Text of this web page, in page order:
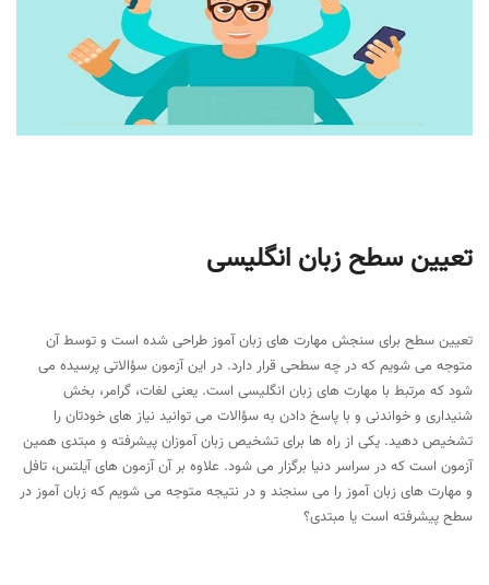
تعیین سطح زبان انگلیسی
تعیین سطح برای سنجش مهارت های زبان آموز طراحی شده است و توسط آن
متوجه می شویم که در چه سطحی قرار دارد. در این آزمون سؤالاتی پرسیده می
شود که مرتبط با مهارت های زبان انگلیسی است. یعنی لغات، گرامر، بخش
شنیداری و خواندنی و با پاسخ دادن به سؤالات می توانید نیاز های خودتان را
تشخیص دهید. یکی از راه ها برای تشخیص زبان آموزان پیشرفته و مبتدی همین
آزمون است که در سراسر دنیا برگزار می شود. علاوه بر آن آزمون های آیلتس، تافل
و مهارت های زبان آموز را می سنجند و در نتیجه متوجه می شویم که زبان آموز در
سطح پیشرفته است یا مبتدی؟